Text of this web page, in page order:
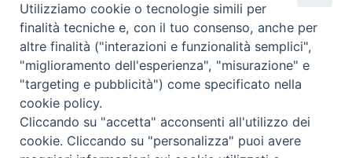
ORARI MESSE
LITURGIA DELLE ORE
GALLERIE FOTOGRAFICHE
Utilizziamo cookie o tecnologie simili per
finalità tecniche e, con il tuo consenso, anche per
altre finalità ("interazioni e funzionalità semplici",
"miglioramento dell'esperienza", "misurazione" e
"targeting e pubblicità") come specificato nella
cookie policy.
Cliccando su "accetta" acconsenti all'utilizzo dei
cookie. Cliccando su "personalizza" puoi avere